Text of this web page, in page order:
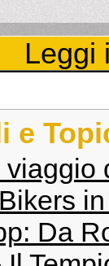
Leggi
e
Da